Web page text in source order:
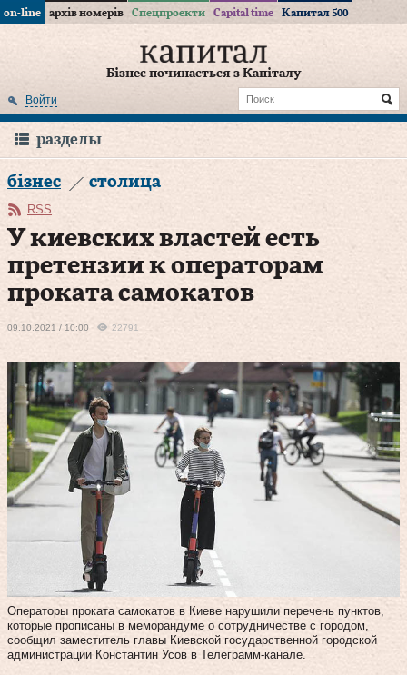
on-line архів номерів Спецпроекти Capital time Капитал 500
Бізнес починається з Капіталу
Войти
разделы
бізнес столица
RSS
У киевских властей есть
претензии к операторам
проката самокатов
09.10.2021 / 10:00 22791
Операторы проката самокатов в Киеве нарушили перечень пунктов,
которые прописаны в меморандуме о сотрудничестве с городом,
сообщил заместитель главы Киевской государственной городской
администрации Константин Усов в Телеграмм-канале.